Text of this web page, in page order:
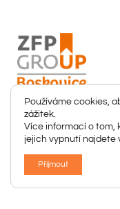
Více informací o tom,
nebo jejich vypnutí
Přijmout